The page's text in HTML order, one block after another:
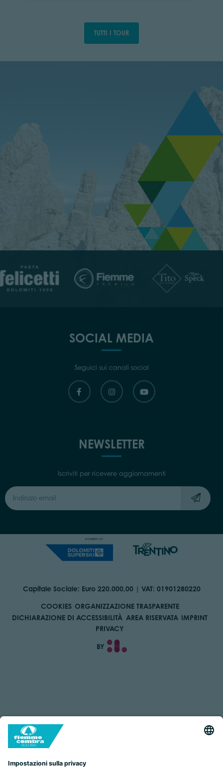
TUTTI I TOUR
SOCIAL MEDIA
Seguici sui canali social
NEWSLETTER
Iscriviti per ricevere aggiornamenti
Capitale Sociale: Euro 220.000,00 | VAT: 01901280220
COOKIES ORGANIZZAZIONE TRASPARENTE
DICHIARAZIONE DI ACCESSIBILITÀ AREA RISERVATA IMPRINT
PRIVACY
BY